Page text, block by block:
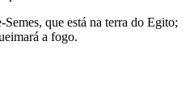
Semes, que está na terra do Egito;
a fogo.